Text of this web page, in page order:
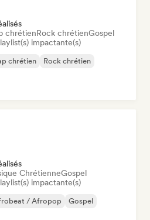
chrétienRock chrétienGospel
impactante(s)
chrétien
Rock chrétien
ChrétienneGospel
impactante(s)
/ Afropop Gospel